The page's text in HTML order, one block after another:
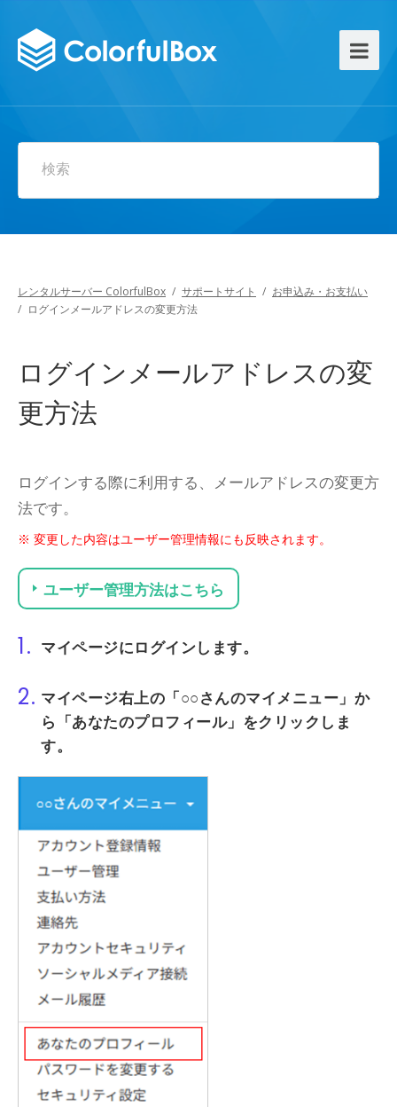
検索
レンタルサーバー ColorfulBox / サポートサイト / お申込み・お支払い
/ ログインメールアドレスの変更方法
ログインメールアドレスの変
更方法
ログインする際に利用する、メールアドレスの変更方
法です。
変更した内容はユーザー管理情報にも反映されます。
ユーザー管理方法はこちら
1. マイページにログインします。
2. マイページ右上の 「○○さんのマイメニュー」 か
ら 「あなたのプロフィール」 をクリックしま
す。